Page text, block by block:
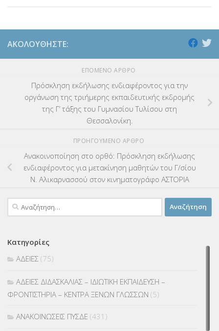
ΑΚΟΛΟΥΘΉΣΤΕ:
ΕΠΌΜΕΝΟ ΆΡΘΡΟ
Πρόσκληση εκδήλωσης ενδιαφέροντος για την
οργάνωση της τριήμερης εκπαιδευτικής εκδρομής
της Γ’ τάξης του Γυμνασίου Τυλίσου στη
Θεσσαλονίκη.
ΠΡΟΗΓΟΎΜΕΝΟ ΆΡΘΡΟ
Ανακοινοποίηση στο ορθό: Πρόσκληση εκδήλωσης
ενδιαφέροντος για μετακίνηση μαθητών του Γ/σίου
Ν. Αλικαρνασσού στον κινηματογράφο ΑΣΤΟΡΙΑ
Αναζήτηση
για:
Κατηγορίες
ΑΔΕΙΕΣ (75)
ΑΔΕΙΕΣ ΔΙΔΑΣΚΑΛΙΑΣ – ΙΔΙΩΤΙΚΗ ΕΚΠΑΙΔΕΥΣΗ –
ΦΡΟΝΤΙΣΤΗΡΙΑ – ΚΕΝΤΡΑ ΞΕΝΩΝ ΓΛΩΣΣΩΝ (5)
ΑΝΑΚΟΙΝΩΣΕΙΣ ΠΥΣΔΕ (431)